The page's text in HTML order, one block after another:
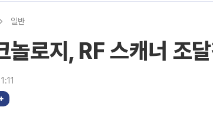
일반
놀로지, RF 스캐너 조